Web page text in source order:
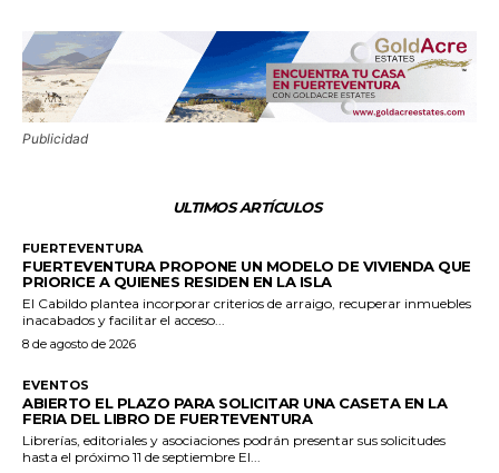
Publicidad
ULTIMOS ARTÍCULOS
FUERTEVENTURA
FUERTEVENTURA PROPONE UN MODELO DE VIVIENDA QUE
PRIORICE A QUIENES RESIDEN EN LA ISLA
El Cabildo plantea incorporar criterios de arraigo, recuperar inmuebles
inacabados y facilitar el acceso...
8 de agosto de 2026
EVENTOS
ABIERTO EL PLAZO PARA SOLICITAR UNA CASETA EN LA
FERIA DEL LIBRO DE FUERTEVENTURA
Librerías, editoriales y asociaciones podrán presentar sus solicitudes
hasta el próximo 11 de septiembre El...